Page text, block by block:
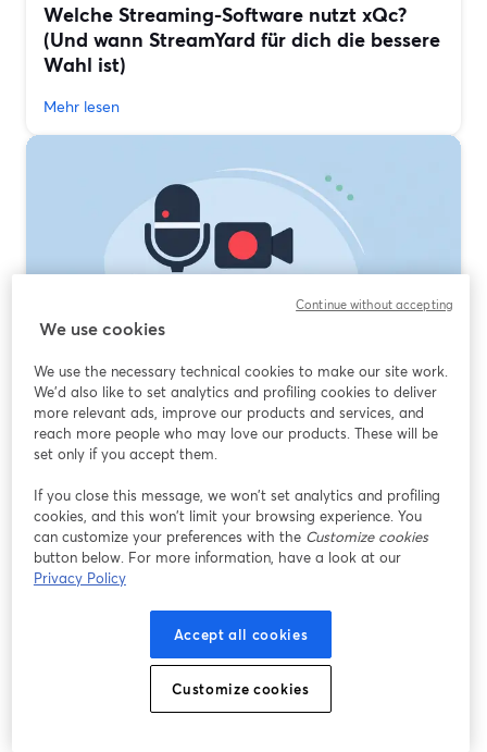
Welche Streaming-Software nutzt xQc?
(Und wann StreamYard für dich die bessere
Wahl ist)
Mehr lesen
Streaming-Software mit Aufnahme: Was
nutzen (und wann)?
Mehr lesen
We use cookies
We use the necessary technical cookies to make our site work.
We'd also like to set analytics and profiling cookies to deliver
more relevant ads, improve our products and services, and
reach more people who may love our products. These will be
set only if you accept them.
If you close this message, we won’t set analytics and profiling
cookies, and this won’t limit your browsing experience. You
can customize your preferences with the Customize cookies
button below. For more information, have a look at our
Privacy Policy
Accept all cookies
Customize cookies
Continue without accepting